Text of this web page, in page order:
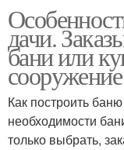
дачи.
бани или
сооружение
Как построить
необходимости
только выбрать,